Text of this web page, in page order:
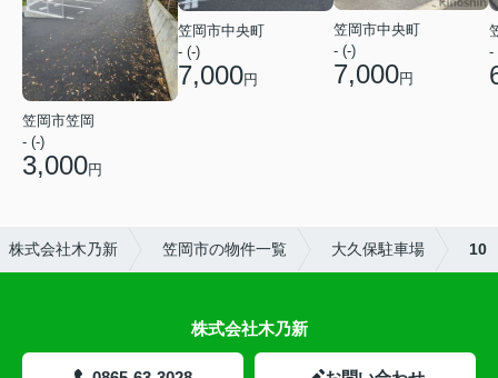
笠岡市笠岡
- (-)
3,000円
笠岡市中央町
- (-)
7,000円
笠岡市中央町
- (-)
7,000円
-
株式会社木乃新 笠岡市の物件一覧 大久保駐車場 10
株式会社木乃新